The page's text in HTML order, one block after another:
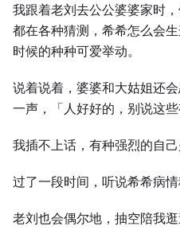
我跟着老刘去公公婆婆家时
都在各种猜测，希希怎么会
时候的种种可爱举动。
说着说着，婆婆和大姑姐还
一声，「人好好的，别说这些
我插不上话，有种强烈的自己
过了一段时间，听说希希病情
老刘也会偶尔地，抽空陪我逛